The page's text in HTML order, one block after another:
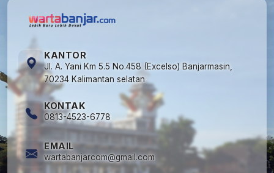
KANTOR
Jl. A. Yani Km 5.5 No.458 (Excelso) Banjarmasin,
70234 Kalimantan selatan
KONTAK
0813-4523-6778
EMAIL
wartabanjarcom@gmail.com